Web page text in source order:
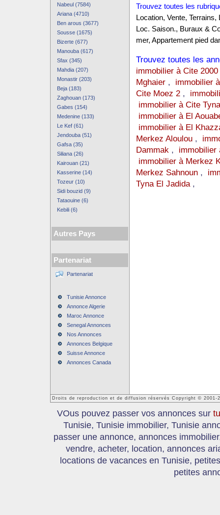
Nabeul (7584)
Ariana (4710)
Ben arous (3677)
Sousse (1675)
Bizerte (677)
Manouba (617)
Sfax (345)
Mahdia (207)
Monastir (203)
Beja (183)
Zaghouan (173)
Gabes (154)
Medenine (133)
Le Kef (61)
Jendouba (51)
Gafsa (35)
Siliana (26)
Kairouan (21)
Kasserine (14)
Tozeur (10)
Sidi bouzid (9)
Tataouine (6)
Kebili (6)
Autres Pays
Partenariat
Partenariat
Tunisie Annonce
Annonce Algerie
Maroc Annonce
Senegal Annonces
Nos Annonces
Annonces Belgique
Suisse Annonce
Annonces Canada
Trouvez toutes les
Location, Vente,
Loc. Saison., Buraux &
mer, Appartement pied
Trouvez toutes les
immobilier à Cite 2000
Mghaier, immobilier
Cite Moez 2,
immobilier à Cite
immobilier à El
immobilier à El
Merkez Aloulou,
Dammak, immobilier
immobilier à Merkez
Merkez Sahnoun,
Tyna El Jadida,
Droits de reproduction et de diffusion réservés Copyright © 2001-
VOus pouvez passer vos annonces sur
Tunisie, Tunisie immobilier, Tunisie
passer une annonce, annonces
vendre, acheter, location, annonces
locations de vacances en Tunisie,
petites